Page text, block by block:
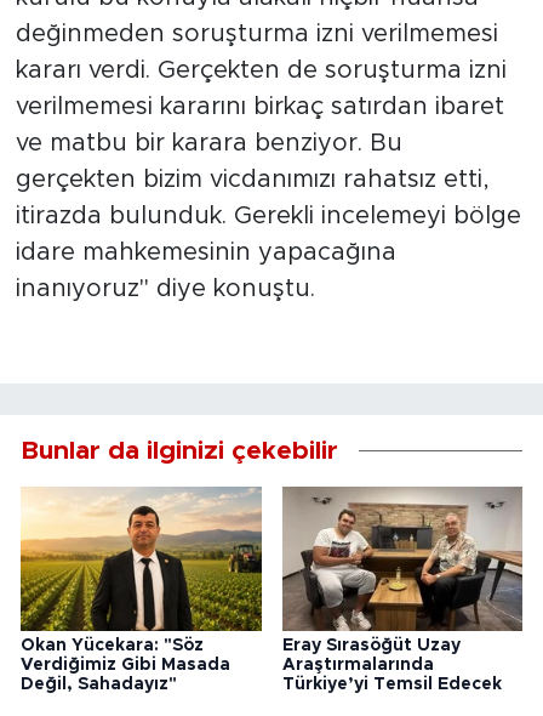
değinmeden soruşturma izni verilmemesi
kararı verdi. Gerçekten de soruşturma izni
verilmemesi kararını birkaç satırdan ibaret
ve matbu bir karara benziyor. Bu
gerçekten bizim vicdanımızı rahatsız etti,
itirazda bulunduk. Gerekli incelemeyi bölge
idare mahkemesinin yapacağına
inanıyoruz" diye konuştu.
Bunlar da ilginizi çekebilir
Okan Yücekara: "Söz
Verdiğimiz Gibi Masada
Değil, Sahadayız"
Eray Sırasöğüt Uzay
Araştırmalarında
Türkiye’yi Temsil Edecek